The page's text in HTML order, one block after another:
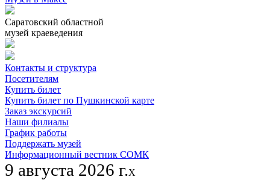
Саратовский областной
музей краеведения
Контакты и структура
Посетителям
Купить билет
Купить билет по Пушкинской карте
Заказ экскурсий
Наши филиалы
График работы
Поддержать музей
Информационный вестник СОМК
9 августа 2026 г.X